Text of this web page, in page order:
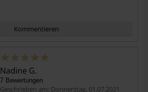
Kommentieren
Nadine G.
7 Bewertungen
Geschrieben am: Donnerstag, 01.07.2021